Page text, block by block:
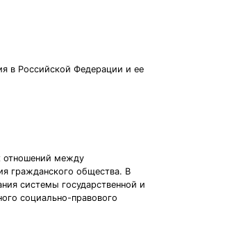
в Российской Федерации и ее
отношений между
гражданского общества. В
системы государственной и
социально-правового